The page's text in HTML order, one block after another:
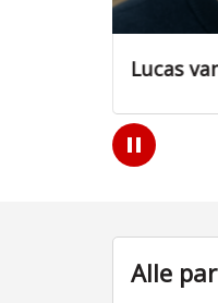
Lucas
Play
/
Alle